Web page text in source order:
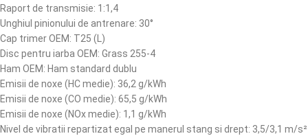
Raport de transmisie: 1:1,4
Unghiul pinionului de antrenare: 30°
Cap trimer OEM: T25 (L)
Disc pentru iarba OEM: Grass 255-4
Ham OEM: Ham standard dublu
Emisii de noxe (HC medie): 36,2 g/kWh
Emisii de noxe (CO medie): 65,5 g/kWh
Emisii de noxe (NOx medie): 1,1 g/kWh
Nivel de vibratii repartizat egal pe manerul stang si drept: 3,5/3,1 m/s²